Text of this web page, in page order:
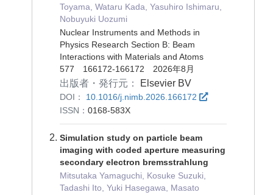
Toyama, Wataru Kada, Yasuhiro Ishimaru,
Nobuyuki Uozumi
Nuclear Instruments and Methods in
Physics Research Section B: Beam
Interactions with Materials and Atoms
577 166172-166172 2026年8月
出版者・発行元： Elsevier BV
DOI：
10.1016/j.nimb.2026.166172
ISSN： 0168-583X
Simulation study on particle beam
imaging with coded aperture measuring
secondary electron bremsstrahlung
Mitsutaka Yamaguchi, Kosuke Suzuki,
Tadashi Ito, Yuki Hasegawa, Masato